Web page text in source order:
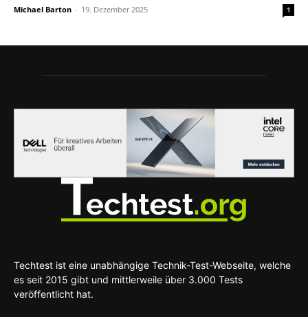
Michael Barton - 19. Dezember 2025 1
Techtest ist eine unabhängige Technik-Test-Webseite, welche
es seit 2015 gibt und mittlerweile über 3.000 Tests
veröffentlicht hat.